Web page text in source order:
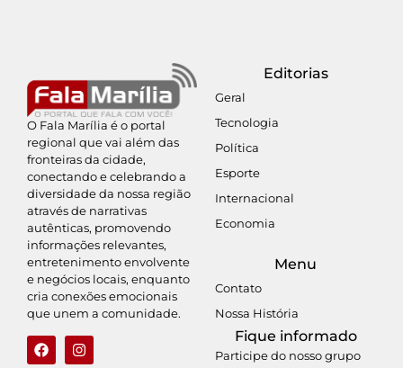
O Fala Marília é o portal
regional que vai além das
fronteiras da cidade,
conectando e celebrando a
diversidade da nossa região
através de narrativas
autênticas, promovendo
informações relevantes,
entretenimento envolvente
e negócios locais, enquanto
cria conexões emocionais
que unem a comunidade.
Editorias
Geral
Tecnologia
Política
Esporte
Internacional
Economia
Menu
Contato
Nossa História
Fique informado
Participe do nosso grupo